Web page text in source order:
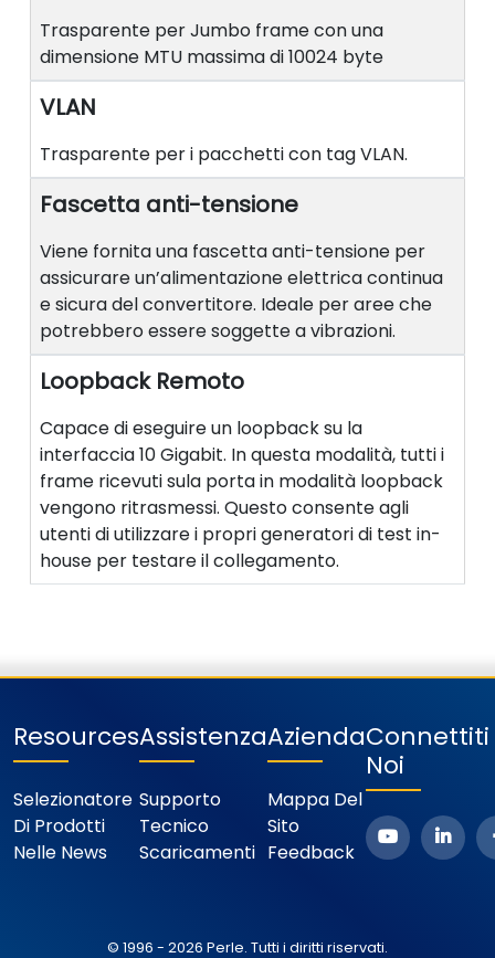
Trasparente per Jumbo frame con una
dimensione MTU massima di 10024 byte
VLAN
Trasparente per i pacchetti con tag VLAN.
Fascetta anti-tensione
Viene fornita una fascetta anti-tensione per
assicurare un’alimentazione elettrica continua
e sicura del convertitore. Ideale per aree che
potrebbero essere soggette a vibrazioni.
Loopback Remoto
Capace di eseguire un loopback su la
interfaccia 10 Gigabit. In questa modalità, tutti i
frame ricevuti sula porta in modalità loopback
vengono ritrasmessi. Questo consente agli
utenti di utilizzare i propri generatori di test in-
house per testare il collegamento.
Resources
Selezionatore
Di Prodotti
Nelle News
Assistenza
Supporto
Tecnico
Scaricamenti
Azienda
Mappa Del
Sito
Feedback
Connettiti
Noi
© 1996 - 2026 Perle. Tutti i diritti riservati.